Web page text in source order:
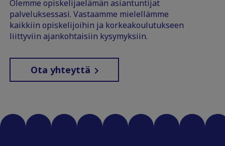
Olemme opiskelijaelämän asiantuntijat
palveluksessasi. Vastaamme mielellämme
kaikkiin opiskelijoihin ja korkeakoulutukseen
liittyviin ajankohtaisiin kysymyksiin.
Ota yhteyttä